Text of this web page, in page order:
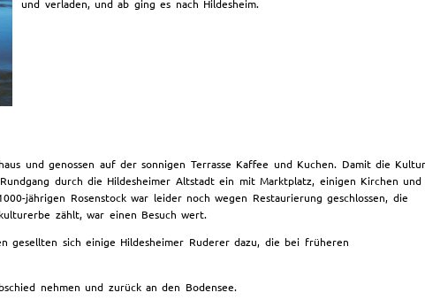
und verladen, und ab ging es nach Hildesheim.
und genossen auf der sonnigen Terrasse Kaffee und Kuchen. Damit die
durch die Hildesheimer Altstadt ein mit Marktplatz, einigen Kirchen und
jährigen Rosenstock war leider noch wegen Restaurierung geschlossen, die
zählt, war einen Besuch wert.
gesellten sich einige Hildesheimer Ruderer dazu, die bei früheren
nehmen und zurück an den Bodensee.